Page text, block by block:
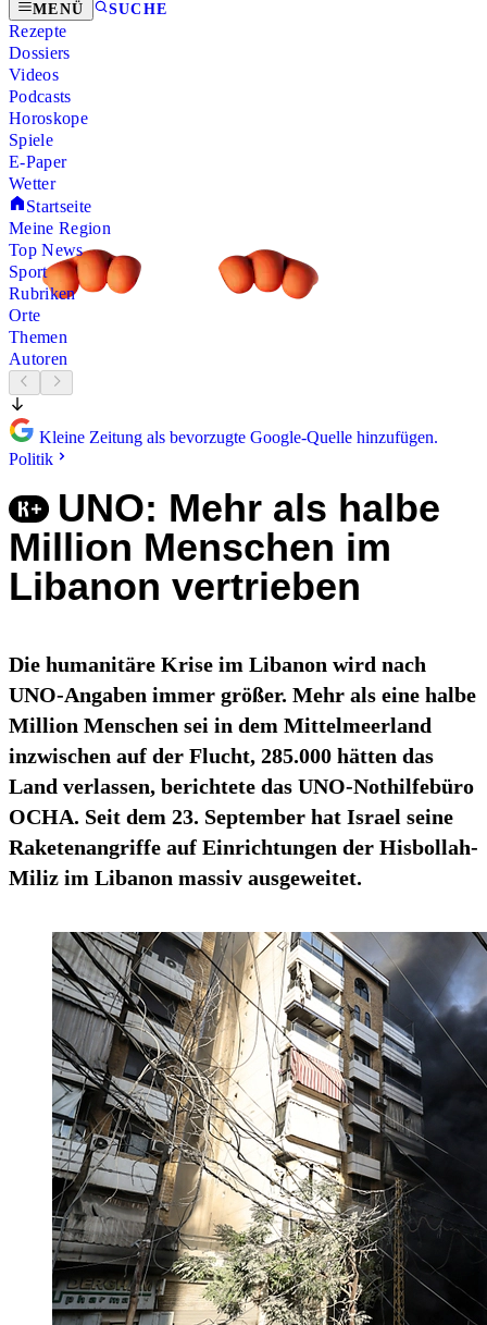
MENÜ SUCHE
Rezepte
Dossiers
Videos
Podcasts
Horoskope
Spiele
E-Paper
Wetter
Startseite
Meine Region
Top News
Sport
Rubriken
Orte
Themen
Autoren
Kleine Zeitung als bevorzugte Google-Quelle hinzufügen.
Politik
UNO: Mehr als halbe
Million Menschen im
Libanon vertrieben
Die humanitäre Krise im Libanon wird nach
UNO-Angaben immer größer. Mehr als eine halbe
Million Menschen sei in dem Mittelmeerland
inzwischen auf der Flucht, 285.000 hätten das
Land verlassen, berichtete das UNO-Nothilfebüro
OCHA. Seit dem 23. September hat Israel seine
Raketenangriffe auf Einrichtungen der Hisbollah-
Miliz im Libanon massiv ausgeweitet.